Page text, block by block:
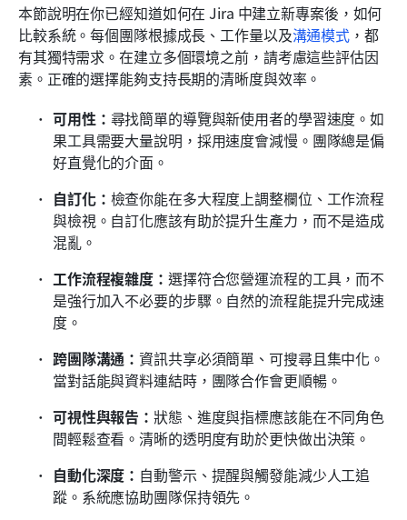
本節說明在你已經知道如何在 Jira 中建立新專案後，如何
比較系統。每個團隊根據成長、工作量以及溝通模式 ，都
有其獨特需求。在建立多個環境之前，請考慮這些評估因
素。正確的選擇能夠支持長期的清晰度與效率。
可用性： 尋找簡單的導覽與新使用者的學習速度。如
果工具需要大量說明，採用速度會減慢。團隊總是偏
好直覺化的介面。
自訂化： 檢查你能在多大程度上調整欄位、工作流程
與檢視。自訂化應該有助於提升生產力，而不是造成
混亂。
工作流程複雜度： 選擇符合您營運流程的工具，而不
是強行加入不必要的步驟。自然的流程能提升完成速
度。
跨團隊溝通：資訊共享必須簡單、可搜尋且集中化。
當對話能與資料連結時，團隊合作會更順暢。
可視性與報告：狀態、進度與指標應該能在不同角色
間輕鬆查看。清晰的透明度有助於更快做出決策。
自動化深度： 自動警示、提醒與觸發能減少人工追
蹤。系統應協助團隊保持領先。